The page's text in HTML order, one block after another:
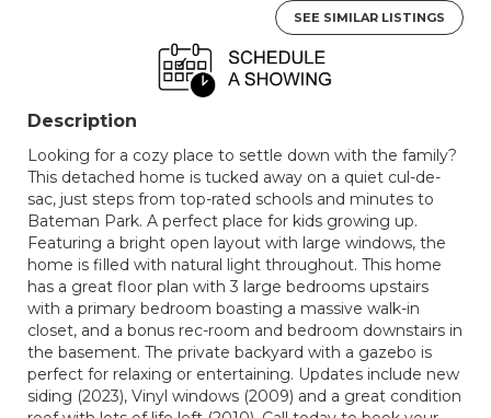
SEE SIMILAR LISTINGS
Description
Looking for a cozy place to settle down with the family?
This detached home is tucked away on a quiet cul-de-
sac, just steps from top-rated schools and minutes to
Bateman Park. A perfect place for kids growing up.
Featuring a bright open layout with large windows, the
home is filled with natural light throughout. This home
has a great floor plan with 3 large bedrooms upstairs
with a primary bedroom boasting a massive walk-in
closet, and a bonus rec-room and bedroom downstairs in
the basement. The private backyard with a gazebo is
perfect for relaxing or entertaining. Updates include new
siding (2023), Vinyl windows (2009) and a great condition